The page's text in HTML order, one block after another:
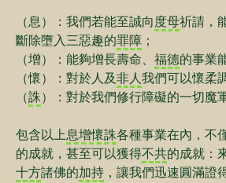
（息）：我們若能至誠向度母祈請，
斷除墮入三惡趣的罪障 ；
（增）：能夠增長壽命、 福德的事業
（懷）：對於人及非人我們可以懷柔
（誅）：對於我們修行障礙的一切魔
包含以上息增懷誅各種事業在內，不
的成就，甚至可以獲得不共的成就：
十方諸佛的加持 ，讓我們迅速圓滿證